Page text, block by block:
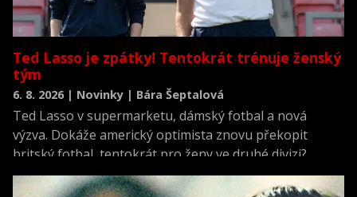
Ted Lasso je zpátky! Tentokrát trénuje ženský
tým
6. 8. 2026 | Novinky | Bára Šeptalová
Ted Lasso v supermarketu, dámský fotbal a nová
výzva. Dokáže americký optimista znovu překopit
britský fotbal, tentokrát pro ženy ve druhé divizi?